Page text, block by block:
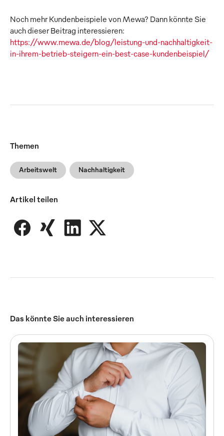
Noch mehr Kundenbeispiele von Mewa? Dann könnte Sie
auch dieser Beitrag interessieren:
https://www.mewa.de/blog/leistung-und-nachhaltigkeit-
in-ihrem-betrieb-steigern-ein-best-case-kundenbeispiel/
Themen
Arbeitswelt Nachhaltigkeit
Artikel teilen
Das könnte Sie auch interessieren